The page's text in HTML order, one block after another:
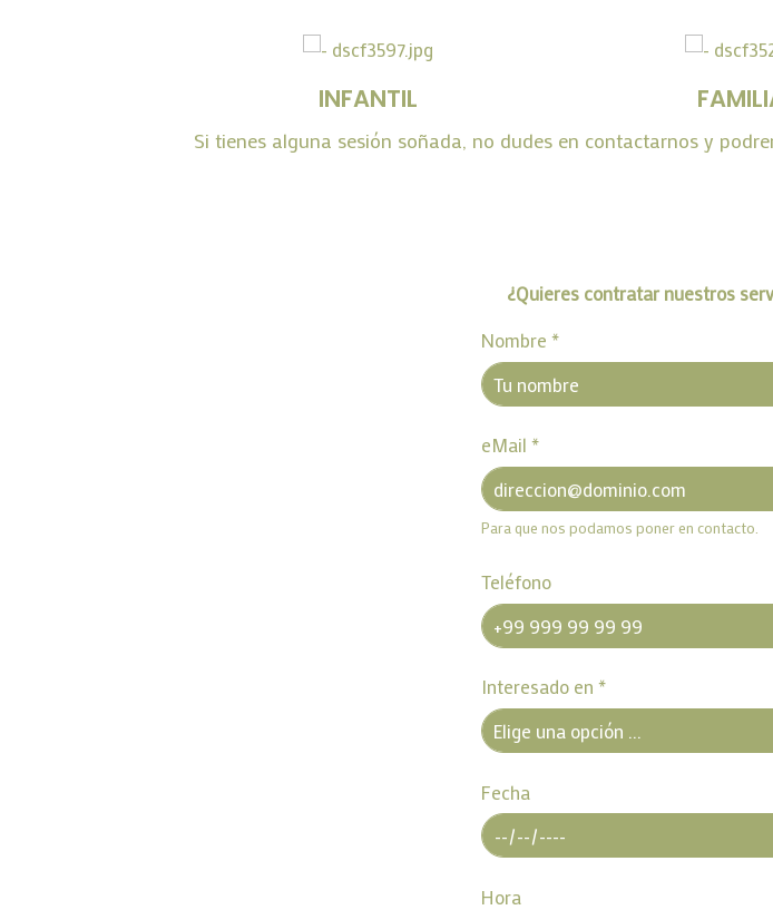
INFANTIL
Si tienes alguna sesión soñada, no dudes en contactarnos y
¿Quieres contratar nuestros
Nombre *
eMail *
Para que nos podamos poner en contacto.
Teléfono
Interesado en *
Fecha
Hora